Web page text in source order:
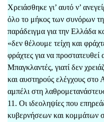
Χρειάσθηκε γι’ αυτό ν’
όλο το μήκος των συνόρων
παράδειγμα για την Ελλάδα
«δεν θέλουμε τείχη και
φράχτες για να
Μπαγκλαντές, γιατί δεν
και αυστηρούς ελέγχους στο
αμπέλι στη
11. Οι ιδεοληψίες που
κυβερνήσεων και κομμάτων